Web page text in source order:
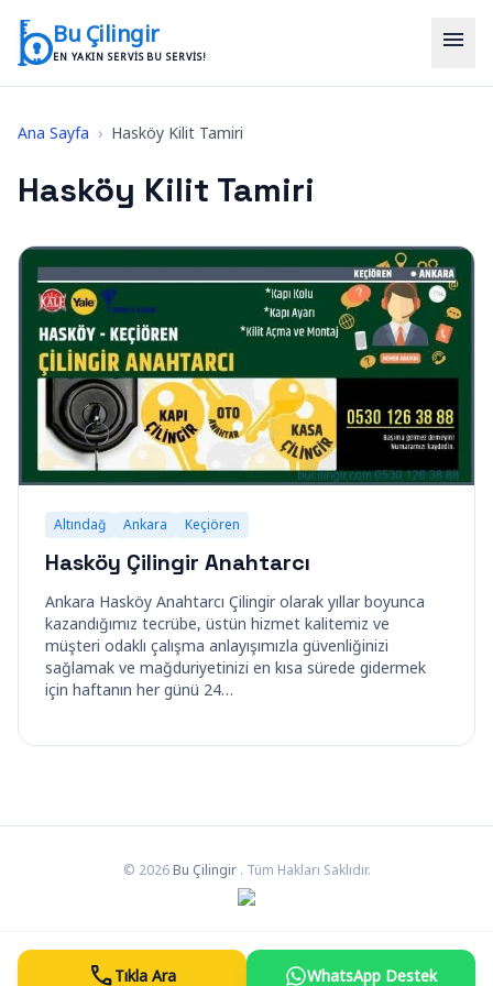
Bu Çilingir
EN YAKIN SERVIS BU SERVIS!
menu
Ana Sayfa › Hasköy Kilit Tamiri
Hasköy Kilit Tamiri
Altındağ Ankara Keçiören
Hasköy Çilingir Anahtarcı
Ankara Hasköy Anahtarcı Çilingir olarak yıllar boyunca
kazandığımız tecrübe, üstün hizmet kalitemiz ve
müşteri odaklı çalışma anlayışımızla güvenliğinizi
sağlamak ve mağduriyetinizi en kısa sürede gidermek
için haftanın her günü 24…
© 2026 Bu Çilingir . Tüm Hakları Saklıdır.
callTıkla Ara WhatsApp Destek